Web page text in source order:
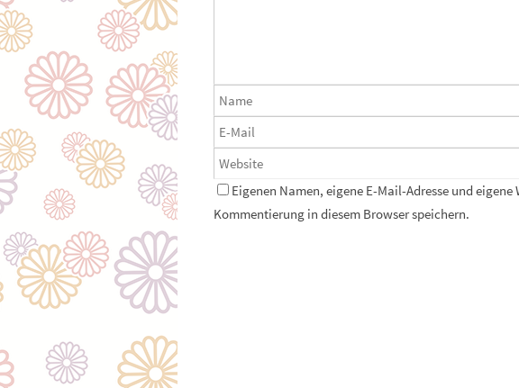
Eigenen Namen, eigene E-Mail-Adresse und
Kommentierung in diesem Browser speichern.